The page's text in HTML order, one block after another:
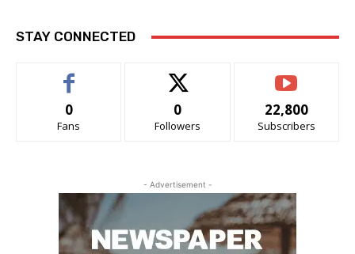
STAY CONNECTED
0
Fans
0
Followers
22,800
Subscribers
- Advertisement -